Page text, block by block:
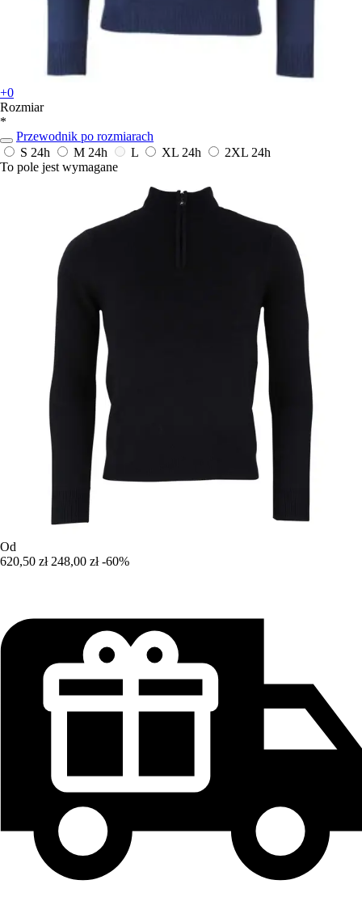
+0
Rozmiar
*
Przewodnik po rozmiarach
S 24h M 24h L XL 24h 2XL 24h
To pole jest wymagane
Od
620,50 zł 248,00 zł -60%